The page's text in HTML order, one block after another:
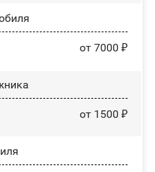
от 7000 ₽
от 1500 ₽